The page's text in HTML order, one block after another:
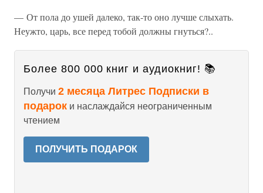
— От пола до ушей далеко, так-то оно лучше слыхать.
Неужто, царь, все перед тобой должны гнуться?..
Более 800 000 книг и аудиокниг! 📚
Получи 2 месяца Литрес Подписки в
подарок и наслаждайся неограниченным
чтением
ПОЛУЧИТЬ ПОДАРОК